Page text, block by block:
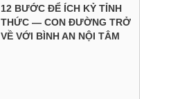
12 BƯỚC ĐỂ ÍCH KỶ TỈNH
THỨC — CON ĐƯỜNG TRỞ
VỀ VỚI BÌNH AN NỘI TÂM